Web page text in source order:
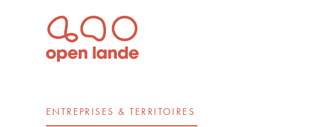
ENTREPRISES & TERRITOIRES